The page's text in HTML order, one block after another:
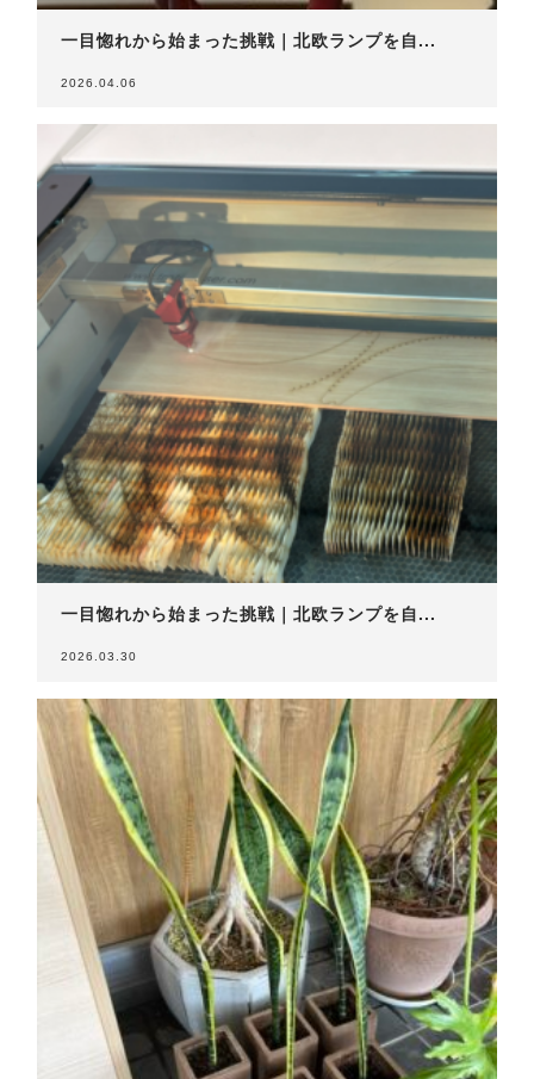
一目惚れから始まった挑戦｜北欧ランプを自...
2026.04.06
一目惚れから始まった挑戦｜北欧ランプを自...
2026.03.30